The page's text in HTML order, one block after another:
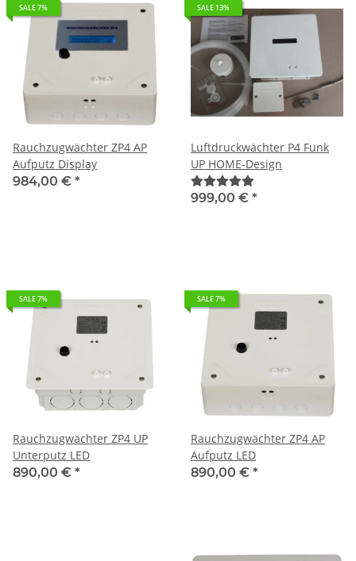
SALE 7%
Rauchzugwächter ZP4 AP
Aufputz Display
984,00 € *
SALE 13%
Luftdruckwächter P4 Funk
UP HOME-Design
999,00 € *
SALE 7%
Rauchzugwächter ZP4 UP
Unterputz LED
890,00 € *
SALE 7%
Rauchzugwächter ZP4 AP
Aufputz LED
890,00 € *